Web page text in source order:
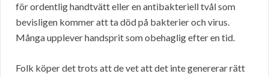
för ordentlig handtvätt eller en antibakteriell tvål som
bevisligen kommer att ta död på bakterier och virus.
Många upplever handsprit som obehaglig efter en tid.
Folk köper det trots att de vet att det inte genererar rätt